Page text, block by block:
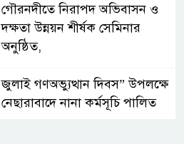
গৌরনদীতে নিরাপদ অভিবাসন ও
দক্ষতা উন্নয়ন শীর্ষক সেমিনার
অনুষ্ঠিত,
জুলাই গণঅভ্যুত্থান দিবস” উপলক্ষে
নেছারাবাদে নানা কর্মসূচি পালিত